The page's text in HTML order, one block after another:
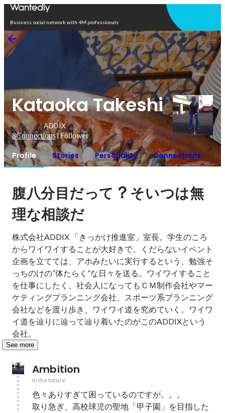
Business social network with 4M professionals
Kataoka Takeshi
ADDIX
8Connections1Follower
Profile Stories Personality Connections
腹八分目だって ？ そいつは無
理な相談だ
株式会社ADDIX 「きっかけ推進室」室長。学生のころ
からワイワイすることが大好きで、くだらないイベント
企画を立てては、アホみたいに実行するという、勉強そ
っちのけの”体たらく”な日々を送る。ワイワイすること
を仕事にしたく、社会人になってもＣＭ制作会社やマー
ケティングプランニング会社、スポーツ系プランニング
会社などを渡り歩き、ワイワイ道を究めていく。ワイワ
イ道を辿りに辿って辿り着いたのがこのADDIXという
会社。
See more
Ambition
In the future
色々ありすぎて困っているのですが。。。
取り急ぎ、高校球児の聖地「甲子園」を目指した